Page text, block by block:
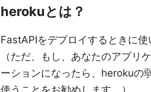
herokuとは？
FastAPIをデプロイするときに使
（ただ、もし、あなたのアプリ
ーションになったら、herokuの